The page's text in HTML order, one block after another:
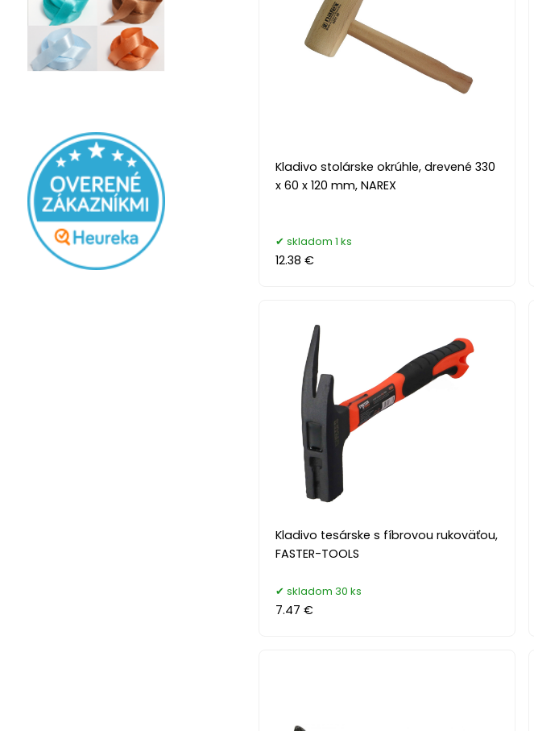
Kladivo stolárske okrúhle, drevené 330
x 60 x 120 mm, NAREX
skladom 1 ks
12.38 €
Kladivo tesárske s fíbrovou rukoväťou,
FASTER-TOOLS
skladom 30 ks
7.47 €